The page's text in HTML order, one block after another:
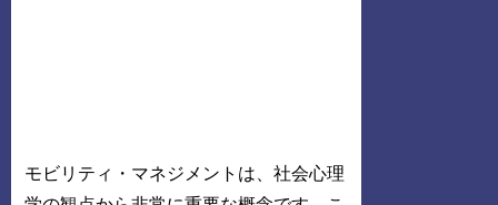
モビリティ・マネジメントは、社会心理